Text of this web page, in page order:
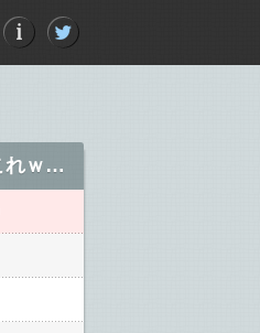
パチンコ打ってる俺「そろそろ止めるか！」（隣に女の子が座る）俺「！？！？？！当てなきゃ…（使命感）」←これｗｗｗｗ